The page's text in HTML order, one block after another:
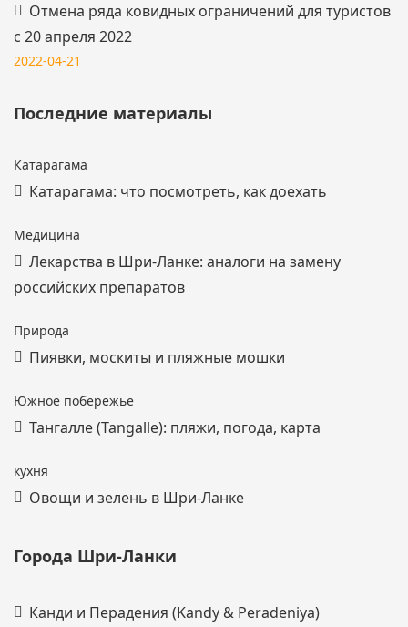
Отмена ряда ковидных ограничений для туристов
с 20 апреля 2022
2022-04-21
Последние материалы
Катарагама
Катарагама: что посмотреть, как доехать
Медицина
Лекарства в Шри-Ланке: аналоги на замену
российских препаратов
Природа
Пиявки, москиты и пляжные мошки
Южное побережье
Тангалле (Tangalle): пляжи, погода, карта
кухня
Овощи и зелень в Шри-Ланке
Города Шри-Ланки
Канди и Перадения (Kandy & Peradeniya)